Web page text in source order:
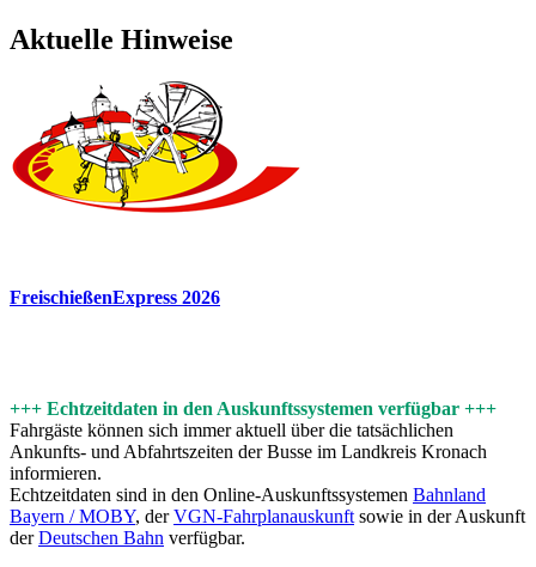
Aktuelle Hinweise
FreischießenExpress 2026
+++ Echtzeitdaten in den Auskunftssystemen verfügbar +++
Fahrgäste können sich immer aktuell über die tatsächlichen
Ankunfts- und Abfahrtszeiten der Busse im Landkreis Kronach
informieren.
Echtzeitdaten sind in den Online-Auskunftssystemen Bahnland
Bayern / MOBY, derVGN-Fahrplanauskunft sowie in der Auskunft
derDeutschen Bahn verfügbar.